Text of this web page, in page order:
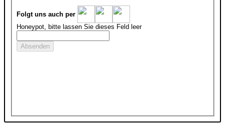
Folgt uns auch per
Honeypot, bitte lassen Sie dieses Feld leer